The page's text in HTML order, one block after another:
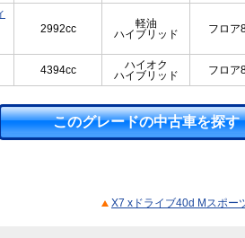
2992cc
軽油
ハイブリッド
フロア
4394cc
ハイオク
ハイブリッド
フロア
このグレードの中古車を探す
X7 xドライブ40d Mスポー